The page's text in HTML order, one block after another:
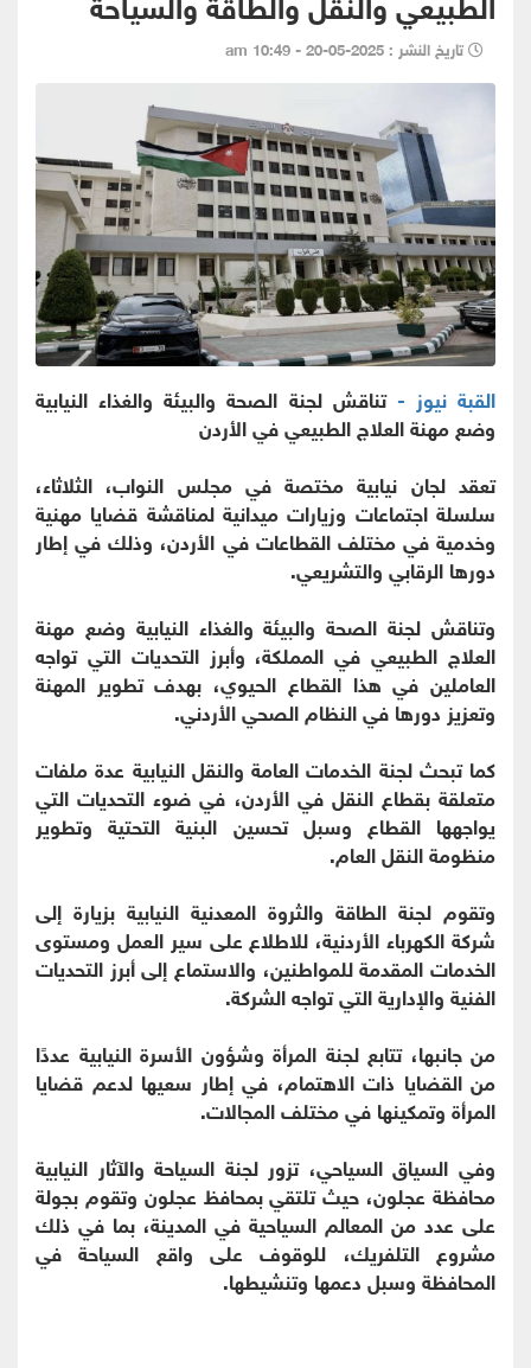
تاريخ النشر : 2025-05-20 - 10:49 am
القبة نيوز - تناقش لجنة الصحة والبيئة والغذاء النيابية
وضع مهنة العلاج الطبيعي في الأردن
تعقد لجان نيابية مختصة في مجلس النواب، الثلاثاء،
سلسلة اجتماعات وزيارات ميدانية لمناقشة قضايا مهنية
وخدمية في مختلف القطاعات في الأردن، وذلك في إطار
دورها الرقابي والتشريعي.
وتناقش لجنة الصحة والبيئة والغذاء النيابية وضع مهنة
العلاج الطبيعي في المملكة، وأبرز التحديات التي تواجه
العاملين في هذا القطاع الحيوي، بهدف تطوير المهنة
وتعزيز دورها في النظام الصحي الأردني.
كما تبحث لجنة الخدمات العامة والنقل النيابية عدة ملفات
متعلقة بقطاع النقل في الأردن، في ضوء التحديات التي
يواجهها القطاع وسبل تحسين البنية التحتية وتطوير
منظومة النقل العام.
وتقوم لجنة الطاقة والثروة المعدنية النيابية بزيارة إلى
شركة الكهرباء الأردنية، للاطلاع على سير العمل ومستوى
الخدمات المقدمة للمواطنين، والاستماع إلى أبرز التحديات
الفنية والإدارية التي تواجه الشركة.
من جانبها، تتابع لجنة المرأة وشؤون الأسرة النيابية عددًا
من القضايا ذات الاهتمام، في إطار سعيها لدعم قضايا
المرأة وتمكينها في مختلف المجالات.
وفي السياق السياحي، تزور لجنة السياحة والآثار النيابية
محافظة عجلون، حيث تلتقي بمحافظ عجلون وتقوم بجولة
على عدد من المعالم السياحية في المدينة، بما في ذلك
مشروع التلفريك، للوقوف على واقع السياحة في
المحافظة وسبل دعمها وتنشيطها.